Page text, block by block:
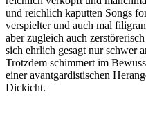
und reichlich kaputten Songs
verspielter und auch mal
aber zugleich auch
sich ehrlich gesagt nur schwer
Trotzdem schimmert im
einer avantgardistischen
Dickicht.